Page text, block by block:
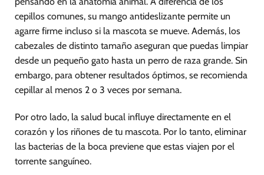
cepillos comunes, su mango antideslizante permite un
agarre firme incluso si la mascota se mueve. Además, los
cabezales de distinto tamaño aseguran que puedas limpiar
desde un pequeño gato hasta un perro de raza grande. Sin
embargo, para obtener resultados óptimos, se recomienda
cepillar al menos 2 o 3 veces por semana.
Por otro lado, la salud bucal influye directamente en el
corazón y los riñones de tu mascota. Por lo tanto, eliminar
las bacterias de la boca previene que estas viajen por el
torrente sanguíneo.